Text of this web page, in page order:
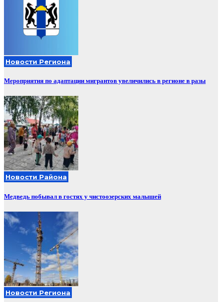
Новости Региона
Мероприятия по адаптации мигрантов увеличились в регионе в разы
Новости Района
Медведь побывал в гостях у чистоозерских малышей
Новости Региона